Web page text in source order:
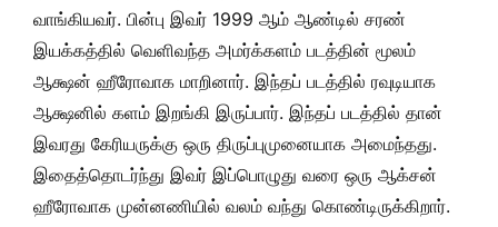
வாங்கியவர். பின்பு இவர் 1999 ஆம் ஆண்டில் சரண்
இயக்கத்தில் வெளிவந்த அமர்க்களம் படத்தின் மூலம்
ஆக்ஷன் ஹீரோவாக மாறினார். இந்தப் படத்தில் ரவுடியாக
ஆக்ஷனில் களம் இறங்கி இருப்பார். இந்தப் படத்தில் தான்
இவரது கேரியருக்கு ஒரு திருப்புமுனையாக அமைந்தது.
இதைத்தொடர்ந்து இவர் இப்பொழுது வரை ஒரு ஆக்சன்
ஹீரோவாக முன்னணியில் வலம் வந்து கொண்டிருக்கிறார்.